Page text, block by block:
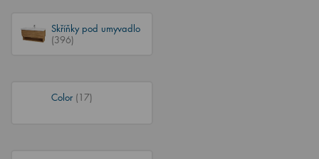
Skříňky pod umyvadlo
(396)
Color (17)